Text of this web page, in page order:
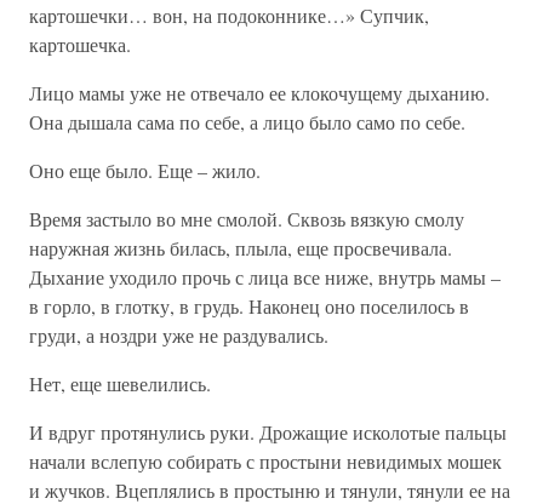
картошечки… вон, на подоконнике…» Супчик,
картошечка.
Лицо мамы уже не отвечало ее клокочущему дыханию.
Она дышала сама по себе, а лицо было само по себе.
Оно еще было. Еще – жило.
Время застыло во мне смолой. Сквозь вязкую смолу
наружная жизнь билась, плыла, еще просвечивала.
Дыхание уходило прочь с лица все ниже, внутрь мамы –
в горло, в глотку, в грудь. Наконец оно поселилось в
груди, а ноздри уже не раздувались.
Нет, еще шевелились.
И вдруг протянулись руки. Дрожащие исколотые пальцы
начали вслепую собирать с простыни невидимых мошек
и жучков. Вцеплялись в простыню и тянули, тянули ее на